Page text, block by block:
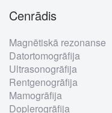
Footer
menu
Cenrādis
Magnētiskā rezonanse
Datortomogrāfija
Ultrasonogrāfija
Rentgenogrāfija
Mamogrāfija
Doplerogrāfija